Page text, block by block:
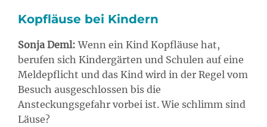
Kopfläuse bei Kindern
Sonja Deml: Wenn ein Kind Kopfläuse hat,
berufen sich Kindergärten und Schulen auf eine
Meldepflicht und das Kind wird in der Regel vom
Besuch ausgeschlossen bis die
Ansteckungsgefahr vorbei ist. Wie schlimm sind
Läuse?